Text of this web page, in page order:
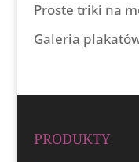
Proste triki na
Galeria
PRODUKTY